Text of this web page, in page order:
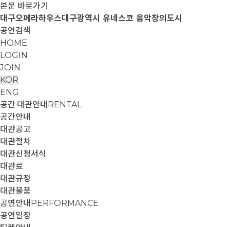
본문 바로가기
대구오페라하우스대구광역시 유네스코 음악창의도시
공연검색
HOME
LOGIN
JOIN
KOR
ENG
공간·대관안내 RENTAL
공간안내
대관공고
대관절차
대관신청서식
대관료
대관규정
대관물품
공연안내 PERFORMANCE
공연일정